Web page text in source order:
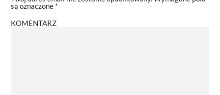
są oznaczone *
KOMENTARZ